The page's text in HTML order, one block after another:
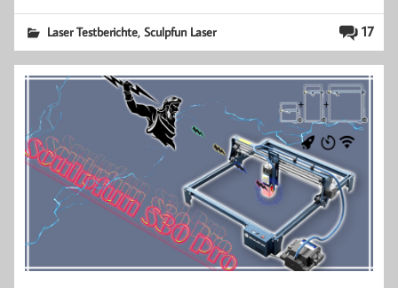
17
Laser Testberichte,Sculpfun Laser